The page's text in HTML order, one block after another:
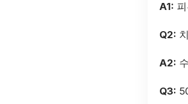
A1:
Q2:
A2:
Q3: